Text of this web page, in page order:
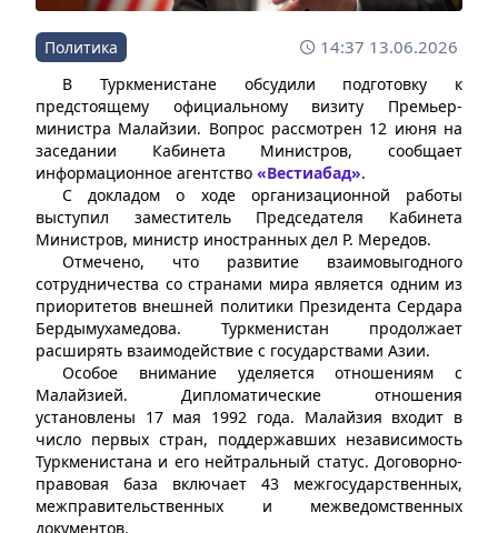
Политика 14:37 13.06.2026
В Туркменистане обсудили подготовку к
предстоящему официальному визиту Премьер-
министра Малайзии. Вопрос рассмотрен 12 июня на
заседании Кабинета Министров, сообщает
информационное агентство «Вестиабад».
С докладом о ходе организационной работы
выступил заместитель Председателя Кабинета
Министров, министр иностранных дел Р. Мередов.
Отмечено, что развитие взаимовыгодного
сотрудничества со странами мира является одним из
приоритетов внешней политики Президента Сердара
Бердымухамедова. Туркменистан продолжает
расширять взаимодействие с государствами Азии.
Особое внимание уделяется отношениям с
Малайзией. Дипломатические отношения
установлены 17 мая 1992 года. Малайзия входит в
число первых стран, поддержавших независимость
Туркменистана и его нейтральный статус. Договорно-
правовая база включает 43 межгосударственных,
межправительственных и межведомственных
документов.